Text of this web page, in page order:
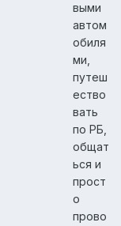
выми
автом
обиля
ми,
путеш
ество
вать
по РБ,
общат
ься и
прост
о
прово